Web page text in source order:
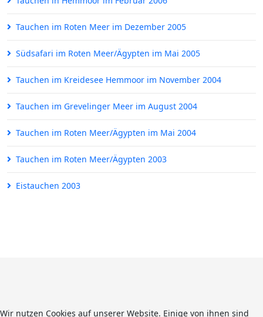
Tauchen im Roten Meer im Dezember 2005
Südsafari im Roten Meer/Ägypten im Mai 2005
Tauchen im Kreidesee Hemmoor im November 2004
Tauchen im Grevelinger Meer im August 2004
Tauchen im Roten Meer/Ägypten im Mai 2004
Tauchen im Roten Meer/Ägypten 2003
Eistauchen 2003
Wir nutzen Cookies auf unserer Website. Einige von ihnen sind